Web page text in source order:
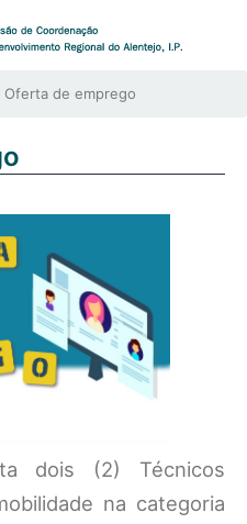
de emprego
dois (2) Técnicos
na categoria